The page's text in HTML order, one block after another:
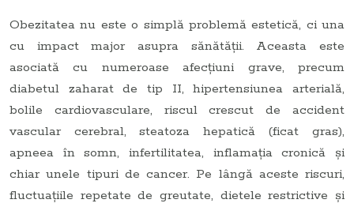
Obezitatea nu este o simplă problemă estetică, ci una
cu impact major asupra sănătății. Aceasta este
asociată cu numeroase afecțiuni grave, precum
diabetul zaharat de tip II, hipertensiunea arterială,
bolile cardiovasculare, riscul crescut de accident
vascular cerebral, steatoza hepatică (ficat gras),
apneea în somn, infertilitatea, inflamația cronică și
chiar unele tipuri de cancer. Pe lângă aceste riscuri,
fluctuațiile repetate de greutate, dietele restrictive și